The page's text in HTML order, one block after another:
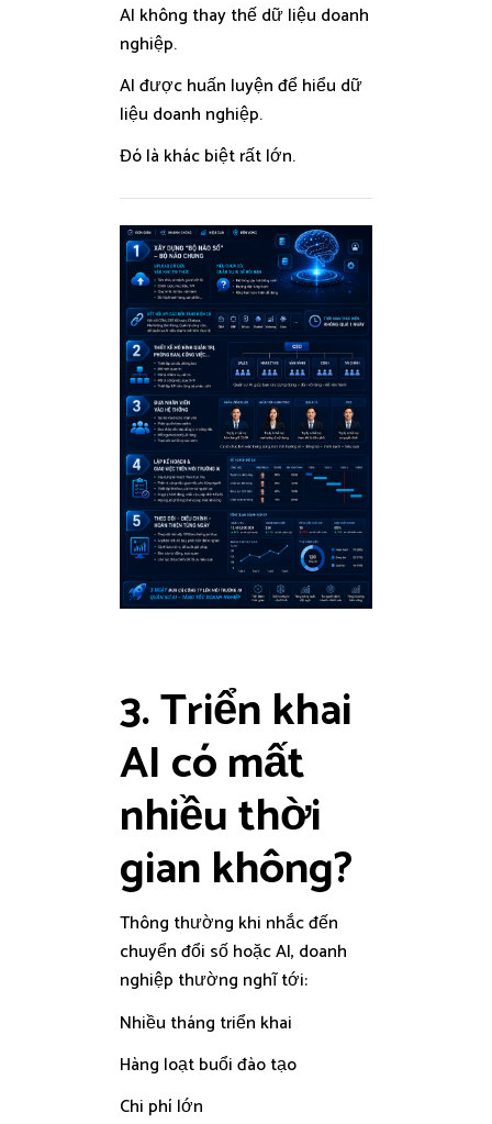
AI không thay thế dữ liệu doanh
nghiệp.
AI được huấn luyện để hiểu dữ
liệu doanh nghiệp.
Đó là khác biệt rất lớn.
3. Triển khai
AI có mất
nhiều thời
gian không?
Thông thường khi nhắc đến
chuyển đổi số hoặc AI, doanh
nghiệp thường nghĩ tới:
Nhiều tháng triển khai
Hàng loạt buổi đào tạo
Chi phí lớn